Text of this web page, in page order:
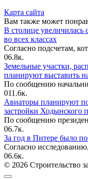
Карта сайта
Вам также может
В столице увеличилась
во всех классах
Согласно подсчетам,
06.8к.
Земельные участки,
планируют выставить
По сообщению
011.6к.
Авиаторы планируют
застройки Ходынского
По сообщению
06.7к.
За год в Питере было
Согласно
06.6к.
© 2026 Строительство